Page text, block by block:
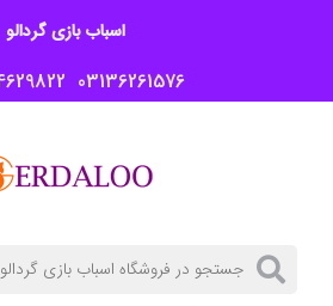
اسباب بازی گردالو
03136261576